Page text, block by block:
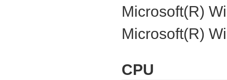
Microsoft(R)
Microsoft(R)
CPU